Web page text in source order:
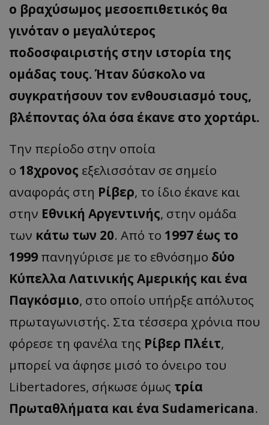
ο βραχύσωμος μεσοεπιθετικός θα
γινόταν ο μεγαλύτερος
ποδοσφαιριστής στην ιστορία της
ομάδας τους. Ήταν δύσκολο να
συγκρατήσουν τον ενθουσιασμό τους,
βλέποντας όλα όσα έκανε στο χορτάρι.
Την περίοδο στην οποία
ο 18χρονος εξελισσόταν σε σημείο
αναφοράς στη Ρίβερ, το ίδιο έκανε και
στην Εθνική Αργεντινής, στην ομάδα
των κάτω των 20. Από το 1997 έως το
1999 πανηγύρισε με το εθνόσημο δύο
Κύπελλα Λατινικής Αμερικής και ένα
Παγκόσμιο, στο οποίο υπήρξε απόλυτος
πρωταγωνιστής. Στα τέσσερα χρόνια που
φόρεσε τη φανέλα της Ρίβερ Πλέιτ,
μπορεί να άφησε μισό το όνειρο του
Libertadores, σήκωσε όμως τρία
Πρωταθλήματα και ένα Sudamericana.